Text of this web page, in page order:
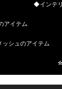
◆インテ
アイテム
ッシュのアイテム